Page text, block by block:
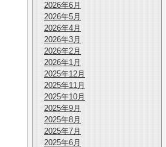
2026年6月
2026年5月
2026年4月
2026年3月
2026年2月
2026年1月
2025年12月
2025年11月
2025年10月
2025年9月
2025年8月
2025年7月
2025年6月